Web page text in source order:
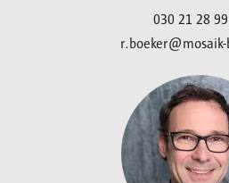
030 21 28